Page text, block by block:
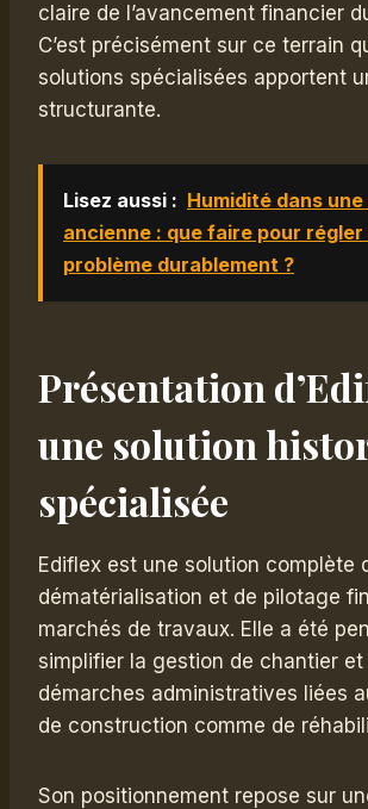
claire de l’avancement financier
C’est précisément sur ce terrain
solutions spécialisées apportent
structurante.
Lisez aussi : Humidité dans une
ancienne : que faire pour régler
problème durablement ?
Présentation
une solution
spécialisée
Ediflex est une solution complète
dématérialisation et de pilotage
marchés de travaux. Elle a été
simplifier la gestion de chantier
démarches administratives liées
de construction comme de
Son positionnement repose sur